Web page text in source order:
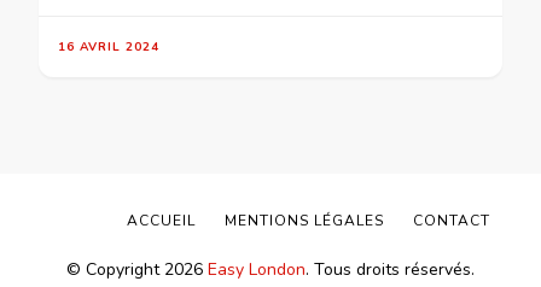
16 AVRIL 2024
© Copyright 2026 Easy London. Tous droits réservés.
ACCUEIL MENTIONS LÉGALES CONTACT